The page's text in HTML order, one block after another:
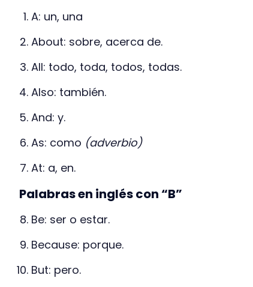
A: un, una
About: sobre, acerca de.
All: todo, toda, todos, todas.
Also: también.
And: y.
As: como (adverbio)
At: a, en.
Palabras en inglés con “B”
Be: ser o estar.
Because: porque.
But: pero.